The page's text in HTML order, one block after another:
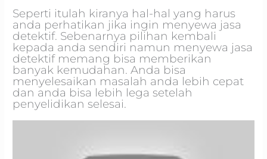
Seperti itulah kiranya hal-hal yang harus
anda perhatikan jika ingin menyewa jasa
detektif. Sebenarnya pilihan kembali
kepada anda sendiri namun menyewa jasa
detektif memang bisa memberikan
banyak kemudahan. Anda bisa
menyelesaikan masalah anda lebih cepat
dan anda bisa lebih lega setelah
penyelidikan selesai.